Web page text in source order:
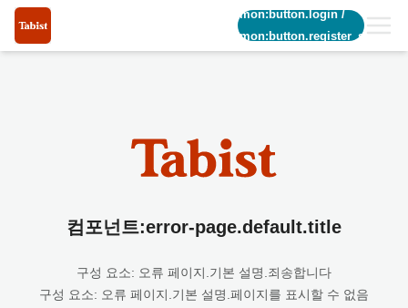
common:button.login/
common:button.register_short
컴포넌트:error-page.default.title
구성 요소: 오류 페이지.기본 설명.죄송합니다
구성 요소: 오류 페이지.기본 설명.페이지를 표시할 수 없음